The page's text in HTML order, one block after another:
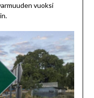
vuoksi